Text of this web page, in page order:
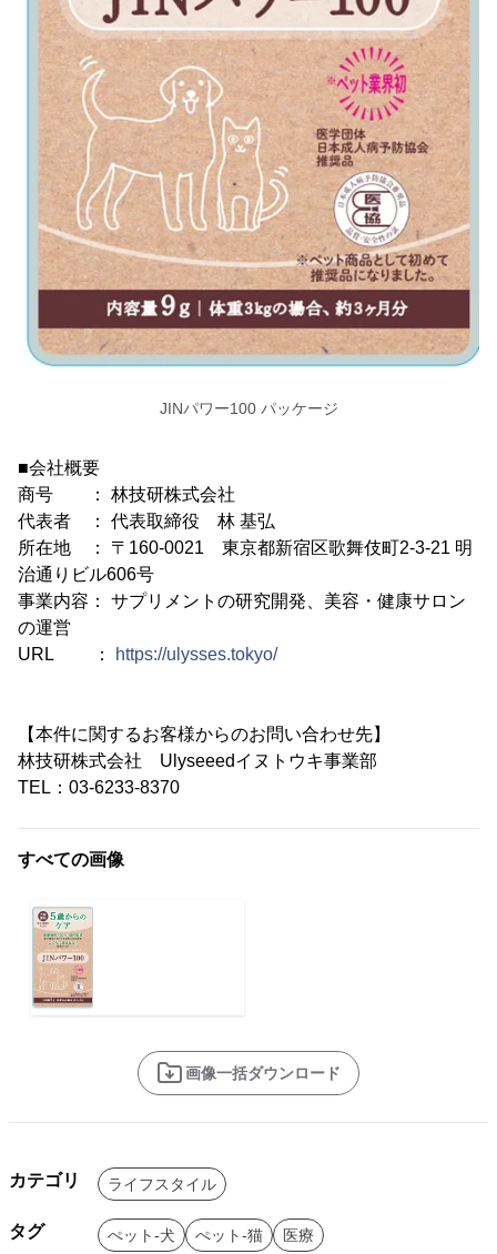
JINパワー100 パッケージ
■会社概要
商号 ： 林技研株式会社
代表者 ： 代表取締役 林 基弘
所在地 ： 〒160-0021 東京都新宿区歌舞伎町2-3-21 明
治通りビル606号
事業内容： サプリメントの研究開発、美容・健康サロン
の運営
URL ：
https://ulysses.tokyo/
【本件に関するお客様からのお問い合わせ先】
林技研株式会社 Ulyseeedイヌトウキ事業部
TEL：03-6233-8370
すべての画像
画像一括ダウンロード
カテゴリ ライフスタイル
タグ ぺット-犬 ぺット-猫 医療